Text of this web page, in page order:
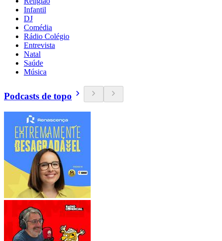
Infantil
DJ
Comédia
Rádio Colégio
Entrevista
Natal
Saúde
Música
Podcasts de topo